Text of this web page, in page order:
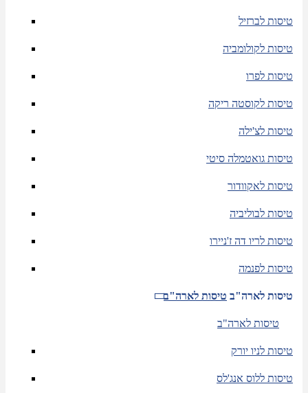
טיסות לברזיל
טיסות לקולומביה
טיסות לפרו
טיסות לקוסטה ריקה
טיסות לצ'ילה
טיסות גואטמלה סיטי
טיסות לאקוודור
טיסות לבוליביה
טיסות לריו דה ז'ניירו
טיסות לפנמה
טיסות לארה"ב טיסות לארה"ב
טיסות לארה"ב
טיסות לניו יורק
טיסות ללוס אנג'לס